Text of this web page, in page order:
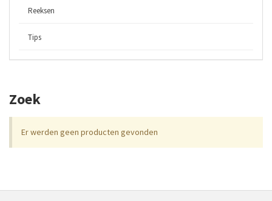
Reeksen
Tips
Zoek
Er werden geen producten gevonden